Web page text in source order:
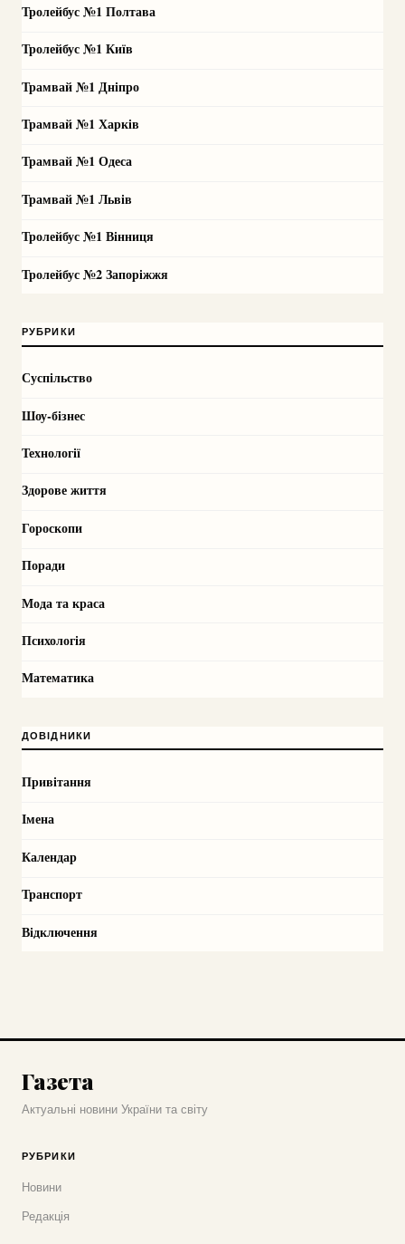
Тролейбус №1 Полтава
Тролейбус №1 Київ
Трамвай №1 Дніпро
Трамвай №1 Харків
Трамвай №1 Одеса
Трамвай №1 Львів
Тролейбус №1 Вінниця
Тролейбус №2 Запоріжжя
РУБРИКИ
Суспільство
Шоу-бізнес
Технології
Здорове життя
Гороскопи
Поради
Мода та краса
Психологія
Математика
ДОВІДНИКИ
Привітання
Імена
Календар
Транспорт
Відключення
Газета
Актуальні новини України та світу
РУБРИКИ
Новини
Редакція